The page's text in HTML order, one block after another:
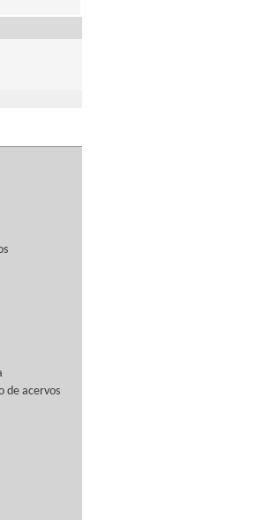
de acervos